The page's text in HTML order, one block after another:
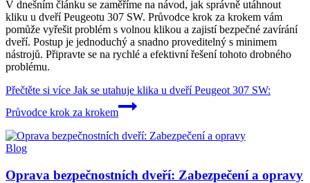
V dnešním článku se zaměříme na návod, jak správně utáhnout
kliku u dveří Peugeotu 307 SW. Průvodce krok za krokem vám
pomůže vyřešit problém s volnou klikou a zajistí bezpečné zavírání
dveří. Postup je jednoduchý a snadno proveditelný s minimem
nástrojů. Připravte se na rychlé a efektivní řešení tohoto drobného
problému.
Přečtěte si více Jak se utahuje klika u dveří Peugeot 307 SW:
Průvodce krok za krokem
Blog
Oprava bezpečnostních dveří: Zabezpečení a opravy